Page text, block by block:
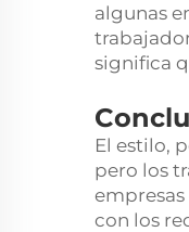
algunas
significa
El estilo,
pero los
con los